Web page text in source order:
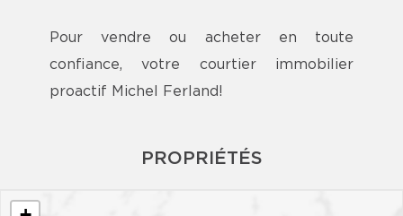
Pour vendre ou acheter en toute
confiance, votre courtier immobilier
proactif Michel Ferland!
PROPRIÉTÉS